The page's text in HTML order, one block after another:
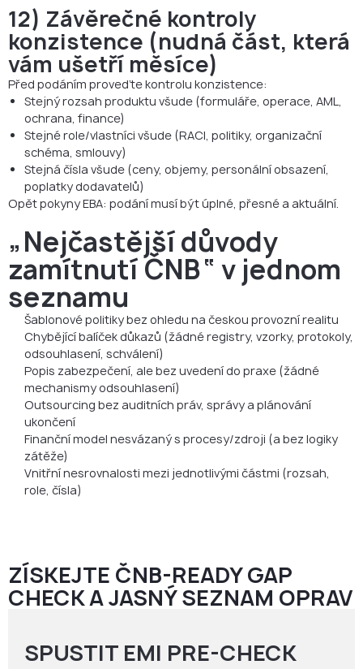
12) Závěrečné kontroly
konzistence (nudná část, která
vám ušetří měsíce)
Před podáním proveďte kontrolu konzistence:
Stejný rozsah produktu všude (formuláře, operace, AML,
ochrana, finance)
Stejné role/vlastníci všude (RACI, politiky, organizační
schéma, smlouvy)
Stejná čísla všude (ceny, objemy, personální obsazení,
poplatky dodavatelů)
Opět pokyny EBA: podání musí být úplné, přesné a aktuální.
„Nejčastější důvody
zamítnutí ČNB“ v jednom
seznamu
Šablonové politiky bez ohledu na českou provozní realitu
Chybějící balíček důkazů (žádné registry, vzorky, protokoly,
odsouhlasení, schválení)
Popis zabezpečení, ale bez uvedení do praxe (žádné
mechanismy odsouhlasení)
Outsourcing bez auditních práv, správy a plánování
ukončení
Finanční model nesvázaný s procesy/zdroji (a bez logiky
zátěže)
Vnitřní nesrovnalosti mezi jednotlivými částmi (rozsah,
role, čísla)
ZÍSKEJTE ČNB-READY GAP
CHECK A JASNÝ SEZNAM OPRAV
SPUSTIT EMI PRE-CHECK